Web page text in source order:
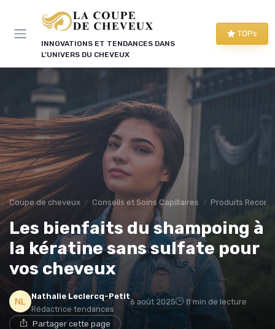
INNOVATIONS ET TENDANCES DANS
L'UNIVERS DU CHEVEUX
TOPs
Coupe de cheveux Conseils et Soins Capillaires Produits
Les bienfaits du shampoing à
la kératine sans sulfate pour
vos cheveux
Nathalie Leclercq-Petit
Rédactrice tendances
6 août 2025 8 min de lecture
Partager cette page